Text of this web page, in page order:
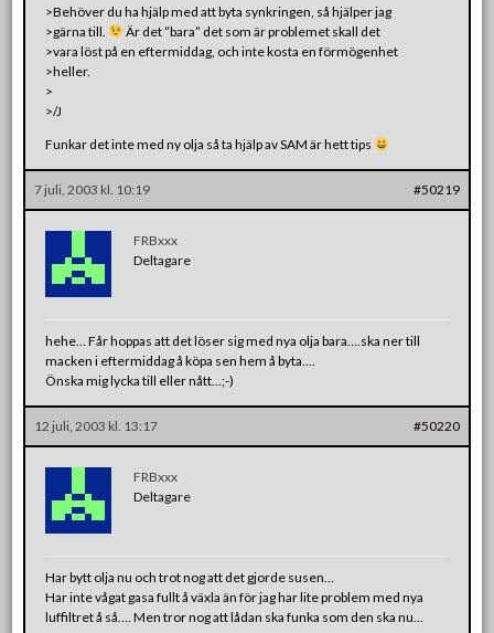
>Behöver du ha hjälp med att byta synkringen, så hjälper jag
>gärna till.
Är det ”bara” det som är problemet skall det
>vara löst på en eftermiddag, och inte kosta en förmögenhet
>heller.
>
>/J
Funkar det inte med ny olja så ta hjälp av SAM är hett tips
7 juli, 2003 kl. 10:19 #50219
FRBxxx
Deltagare
hehe… Får hoppas att det löser sig med nya olja bara….ska ner till
macken i eftermiddag å köpa sen hem å byta….
Önska mig lycka till eller nått…;-)
12 juli, 2003 kl. 13:17 #50220
FRBxxx
Deltagare
Har bytt olja nu och trot nog att det gjorde susen…
Har inte vågat gasa fullt å växla än för jag har lite problem med nya
luffiltret å så…. Men tror nog att lådan ska funka som den ska nu…